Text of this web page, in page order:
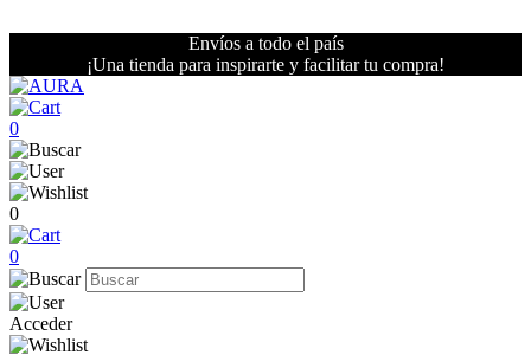
Envíos a todo el país
¡Una tienda para inspirarte y facilitar tu compra!
0
0
0
Acceder